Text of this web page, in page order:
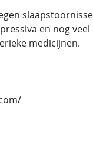
en nog
medicijnen.